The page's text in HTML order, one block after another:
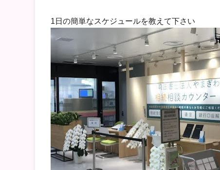
1日の簡単なスケジュールを教えて下さい